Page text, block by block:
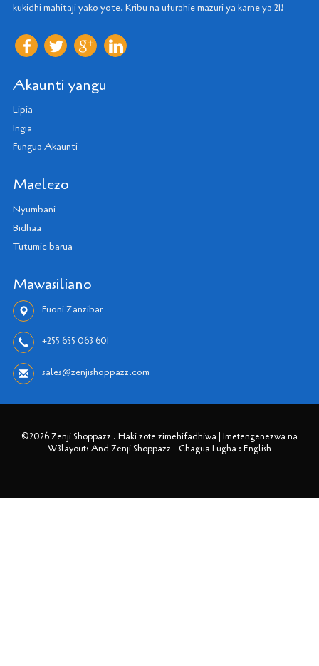
kukidhi mahitaji yako yote. Kribu na ufurahie mazuri ya karne ya 21!
Akaunti yangu
Lipia
Ingia
Fungua Akaunti
Maelezo
Nyumbani
Bidhaa
Tutumie barua
Mawasiliano
Fuoni Zanzibar
+255 655 063 601
sales@zenjishoppazz.com
©2026 Zenji Shoppazz . Haki zote zimehifadhiwa | Imetengenezwa na
W3layouts And Zenji Shoppazz
Chagua Lugha : English